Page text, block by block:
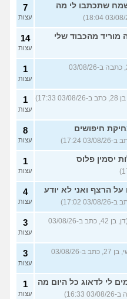
שתכתבו לי מה
7
עצות
מוריד מהכבוד שלי 14
עצות
(קולית, בת 20, כתבה ב-03/08/26
1
עצות
17:33)
1
עצות
חיפושים
8
עצות
יסמין פלוס 1
עצות
הרצף ואני לא יודע
4
עצות
(דן, בן 42, כתב ב-03/08/26
3
עצות
(אנושי, בן 27, כתב ב-03/08/26
3
עצות
לי לדאוג כל היום מה
1
עצות